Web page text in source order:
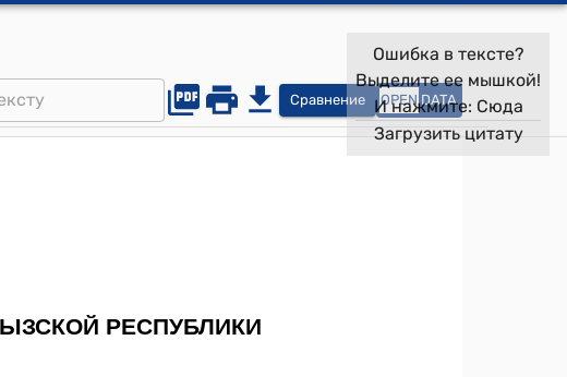
Сравнение OPEN DATA
Ошибка в тексте?
Выделите ее мышкой!
И нажмите: Сюда
Загрузить цитату